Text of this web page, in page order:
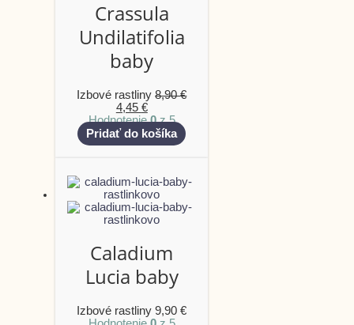
Crassula
Undilatifolia
baby
Izbové rastliny8,90€
4,45 €
Hodnotenie0z 5
Pridať do košíka
Caladium
Lucia baby
Izbové rastliny9,90€